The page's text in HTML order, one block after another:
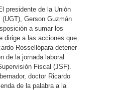
presidente de la Unión
(UGT), Gerson Guzmán
a sumar los
dirige a las acciones que
Rossellópara detener
de la jornada laboral
Fiscal (JSF).
doctor Ricardo
de la palabra a la